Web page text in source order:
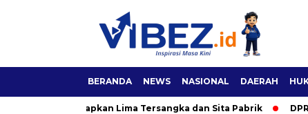
BERANDA NEWS NASIONAL DAERAH
Tetapkan Lima Tersangka dan Sita Pabrik DPR